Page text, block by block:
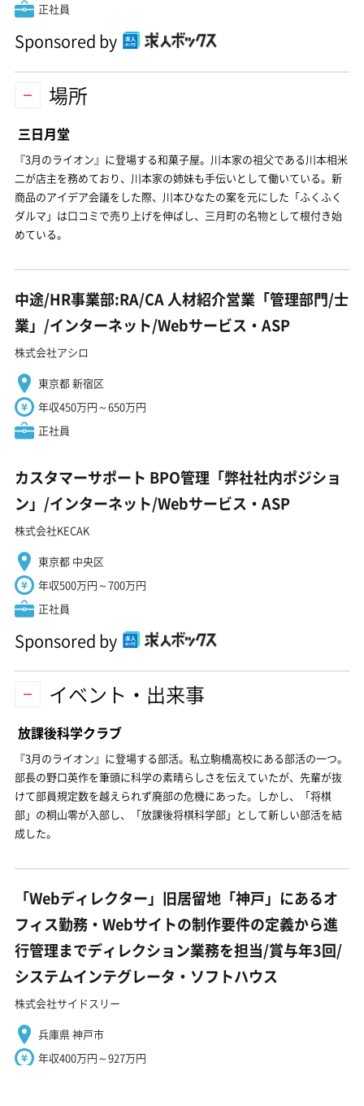
正社員
Sponsored by
場所
三日月堂
『3月のライオン』に登場する和菓子屋。川本家の祖父である川本相米
二が店主を務めており、川本家の姉妹も手伝いとして働いている。新
商品のアイデア会議をした際、川本ひなたの案を元にした「ふくふく
ダルマ」は口コミで売り上げを伸ばし、三月町の名物として根付き始
めている。
中途/HR事業部:RA/CA 人材紹介営業「管理部門/士
業」/インターネット/Webサービス・ASP
株式会社アシロ
東京都 新宿区
年収450万円～650万円
正社員
カスタマーサポート BPO管理「弊社社内ポジショ
ン」/インターネット/Webサービス・ASP
株式会社KECAK
東京都 中央区
年収500万円～700万円
正社員
Sponsored by
イベント・出来事
放課後科学クラブ
『3月のライオン』に登場する部活。私立駒橋高校にある部活の一つ。
部長の野口英作を筆頭に科学の素晴らしさを伝えていたが、先輩が抜
けて部員規定数を越えられず廃部の危機にあった。しかし、「将棋
部」の桐山零が入部し、「放課後将棋科学部」として新しい部活を結
成した。
「Webディレクター」旧居留地「神戸」にあるオ
フィス勤務・Webサイトの制作要件の定義から進
行管理までディレクション業務を担当/賞与年3回/
システムインテグレータ・ソフトハウス
株式会社サイドスリー
兵庫県 神戸市
年収400万円～927万円